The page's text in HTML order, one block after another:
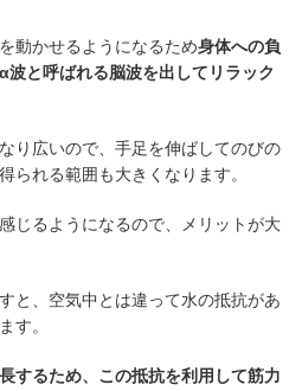
動かせるようになるため身体への負
と呼ばれる脳波を出してリラック
り広いので、手足を伸ばしてのびの
られる範囲も大きくなります。
じるようになるので、メリットが大
と、空気中とは違って水の抵抗があ
す。
するため、この抵抗を利用して筋力